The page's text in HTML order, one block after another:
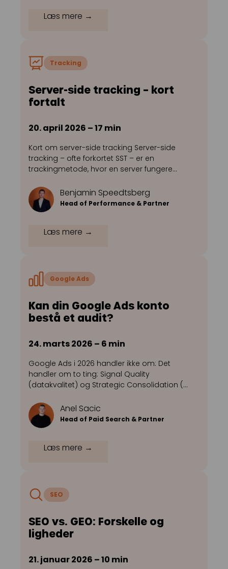
Læs mere →
Tracking
Server-side tracking – kort
fortalt
20. april 2026 – 17 min
Kort om server-side tracking Server-side
tracking – ofte forkortet SST – er en
trackingmetode, hvor en server fungere…
Benjamin Speedtsberg
Head of Performance & Partner
Læs mere →
Google Ads
Kan din Google Ads konto
bestå et audit?
24. marts 2026 – 6 min
Google Ads i 2026 handler ikke om: Det
handler om to ting: Signal Quality
(datakvalitet) og Strategic Consolidation (…
Anel Sacic
Head of Paid Search & Partner
Læs mere →
SEO
SEO vs. GEO: Forskelle og
ligheder
21. januar 2026 – 10 min